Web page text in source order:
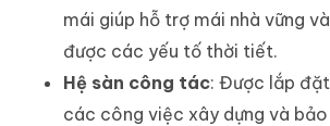
mái giúp hỗ trợ mái nhà vững
được các yếu tố thời tiết.
Hệ sàn công tác: Được lắp
các công việc xây dựng và